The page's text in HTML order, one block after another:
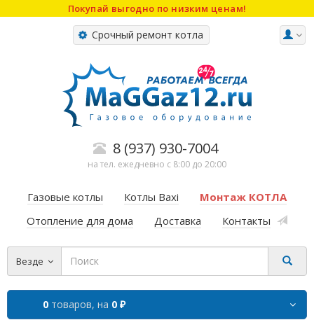
Покупай выгодно по низким ценам!
Срочный ремонт котла
8 (937) 930-7004
на тел. ежедневно с 8:00 до 20:00
Газовые котлы Котлы Baxi
Монтаж КОТЛА
Отопление для дома
Доставка Контакты
Везде
0 товаров, на 0 ₽